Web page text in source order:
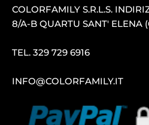
COLORFAMILY S.R.L.S.
8/A-B QUARTU SANT′ ELENA
TEL. 329 729 6916
INFO@COLORFAMILY.IT